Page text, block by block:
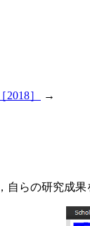
］ →
自らの研究成